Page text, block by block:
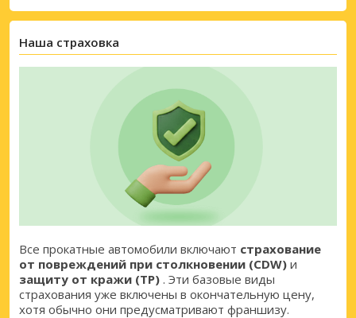
Наша страховка
Все прокатные автомобили включают страхование
от повреждений при столкновении (CDW) и
защиту от кражи (TP) . Эти базовые виды
страхования уже включены в окончательную цену,
хотя обычно они предусматривают франшизу.